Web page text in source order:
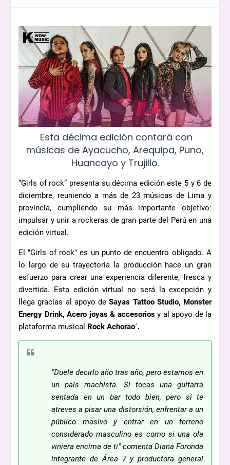
Esta décima edición contará con
músicas de Ayacucho, Arequipa, Puno,
Huancayo y Trujillo.
“Girls of rock” presenta su décima edición este 5 y 6 de
diciembre, reuniendo a más de 23 músicas de Lima y
provincia, cumpliendo su más importante objetivo:
impulsar y unir a rockeras de gran parte del Perú en una
edición virtual.
El "Girls of rock" es un punto de encuentro obligado. A
lo largo de su trayectoria la producción hace un gran
esfuerzo para crear una experiencia diferente, fresca y
divertida. Esta edición virtual no será la excepción y
llega gracias al apoyo deSayas Tattoo Studio, Monster
Energy Drink, Acero joyas & accesoriosy al apoyo de la
plataforma musical Rock Achorao´.
"Duele decirlo año tras año, pero estamos en
un país machista. Si tocas una guitarra
sentada en un bar todo bien, pero si te
atreves a pisar una distorsión, enfrentar a un
público masivo y entrar en un terreno
considerado masculino es como si una ola
viniera encima de ti" comenta Diana Foronda
integrante de Área 7 y productora general